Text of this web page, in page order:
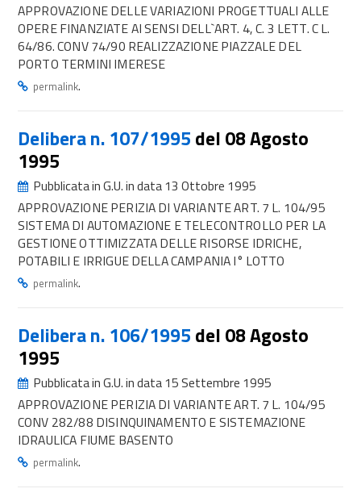
APPROVAZIONE DELLE VARIAZIONI PROGETTUALI ALLE
OPERE FINANZIATE AI SENSI DELL`ART. 4, C. 3 LETT. C L.
64/86. CONV 74/90 REALIZZAZIONE PIAZZALE DEL
PORTO TERMINI IMERESE
permalink.
Delibera n. 107/1995 del 08 Agosto
1995
Pubblicata in G.U. in data 13 Ottobre 1995
APPROVAZIONE PERIZIA DI VARIANTE ART. 7 L. 104/95
SISTEMA DI AUTOMAZIONE E TELECONTROLLO PER LA
GESTIONE OTTIMIZZATA DELLE RISORSE IDRICHE,
POTABILI E IRRIGUE DELLA CAMPANIA I° LOTTO
permalink.
Delibera n. 106/1995 del 08 Agosto
1995
Pubblicata in G.U. in data 15 Settembre 1995
APPROVAZIONE PERIZIA DI VARIANTE ART. 7 L. 104/95
CONV 282/88 DISINQUINAMENTO E SISTEMAZIONE
IDRAULICA FIUME BASENTO
permalink.